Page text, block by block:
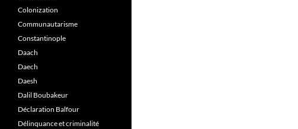
Colonization
Communautarisme
Constantinople
Daach
Daech
Daesh
Dalil Boubakeur
Déclaration Balfour
Délinquance et criminalité